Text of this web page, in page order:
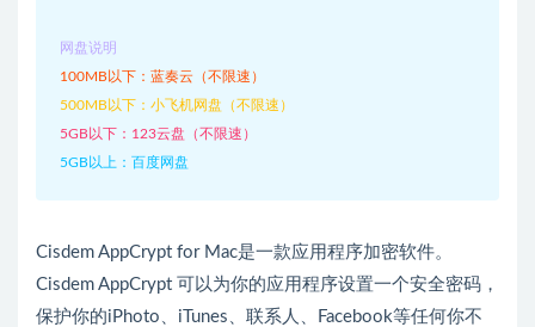
网盘说明
100MB以下：蓝奏云（不限速）
500MB以下：小飞机网盘（不限速）
5GB以下：123云盘（不限速）
5GB以上：百度网盘
Cisdem AppCrypt for Mac是一款应用程序加密软件。
Cisdem AppCrypt 可以为你的应用程序设置一个安全密码，
保护你的iPhoto、iTunes、联系人、Facebook等任何你不